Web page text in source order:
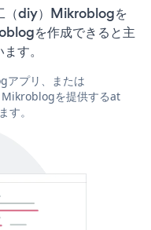
（diy）Mikroblogを
を作成できると主
す。
アプリ、または
を提供するat
。